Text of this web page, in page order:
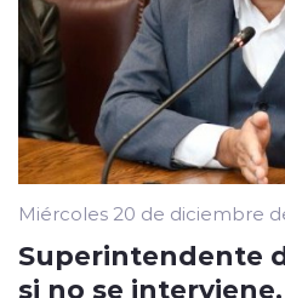
Miércoles 20 de diciembre
Superintendente
si no se